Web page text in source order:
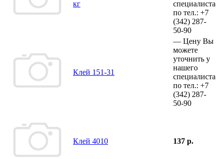
кг
специалиста
по тел.: +7
(342) 287-
50-90
Клей 151-31
— Цену Вы
можете
уточнить у
нашего
специалиста
по тел.: +7
(342) 287-
50-90
Клей 4010 137 р.